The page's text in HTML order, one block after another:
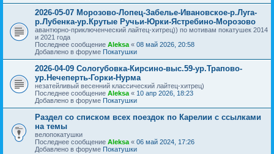
2026-05-07 Морозово-Лопец-Забелье-Ивановское-р.Луга-
р.Лубенка-ур.Крутые Ручьи-Юрки-Ястребино-Морозово
авантюрно-приключенческий лайтец-хитрец)) по мотивам покатушек 2014
и 2021 года
Последнее сообщение Aleksa « 08 май 2026, 20:58
Добавлено в форуме Покатушки
2026-04-09 Сологубовка-Кирсино-выс.59-ур.Трапово-
ур.Нечеперть-Горки-Нурма
незатейливый весенний классический лайтец-хитрец)
Последнее сообщение Aleksa « 10 апр 2026, 18:23
Добавлено в форуме Покатушки
Раздел со списком всех поездок по Карелии с ссылками
на темы
велопокатушки
Последнее сообщение Aleksa « 06 май 2024, 17:26
Добавлено в форуме Покатушки